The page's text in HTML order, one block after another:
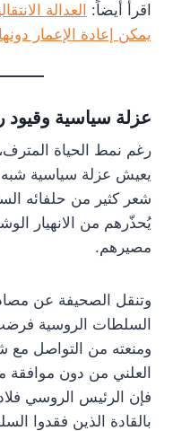
اقرأ أيضاً: العدالة
يمكن إعادة الإعمار دونها؟
عزلة سياسية وقيود
رغم نمط الحياة
يعيش عزلة سياسية
شعر كثير من حلفائه
يُحذّرهم من الانهيار
مصيرهم.
وتنقل الصحيفة عن
السلطات الروسية
ومنعته من التواصل مع
العلني من دون
فإن الرئيس الروسي
بالقادة الذين فقدوا